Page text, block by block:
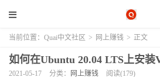
当前位置： Quai中文社区 > 网上赚钱 > 正文
如何在Ubuntu 20.04 LTS上安
2021-05-17 分类： 网上赚钱 阅读(179)